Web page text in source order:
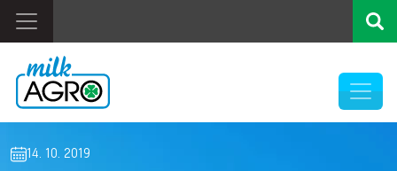
14. 10. 2019